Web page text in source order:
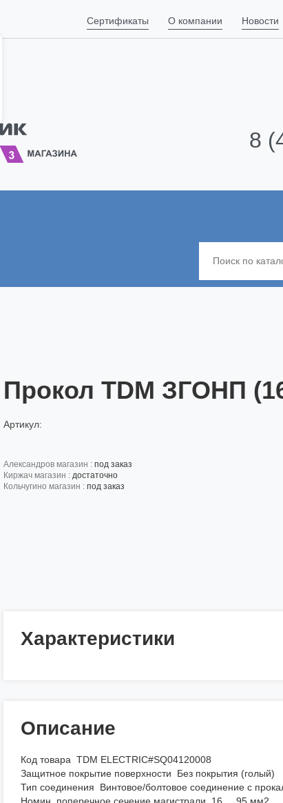
Сертификаты О компании Новости
8
Прокол TDM ЗГОНП
Артикул:
александров магазин : под заказ
киржач магазин : достаточно
кольчугино магазин : под заказ
Характеристики
Описание
Код товара TDM ELECTRIC#SQ04120008
Защитное покрытие поверхности Без покрытия (голый)
Тип соединения Винтовое/болтовое соединение с